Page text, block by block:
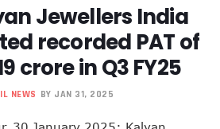
Jewellers India
recorded PAT of
crore in Q3 FY25
NEWS BY JAN 31, 2025